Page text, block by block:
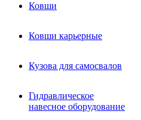
Ковши
Ковши карьерные
Кузова для самосвалов
Гидравлическое
навесное оборудование